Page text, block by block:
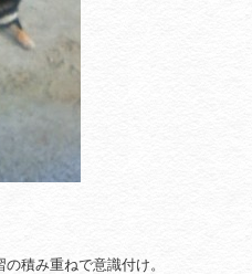
積み重ねで意識付け。